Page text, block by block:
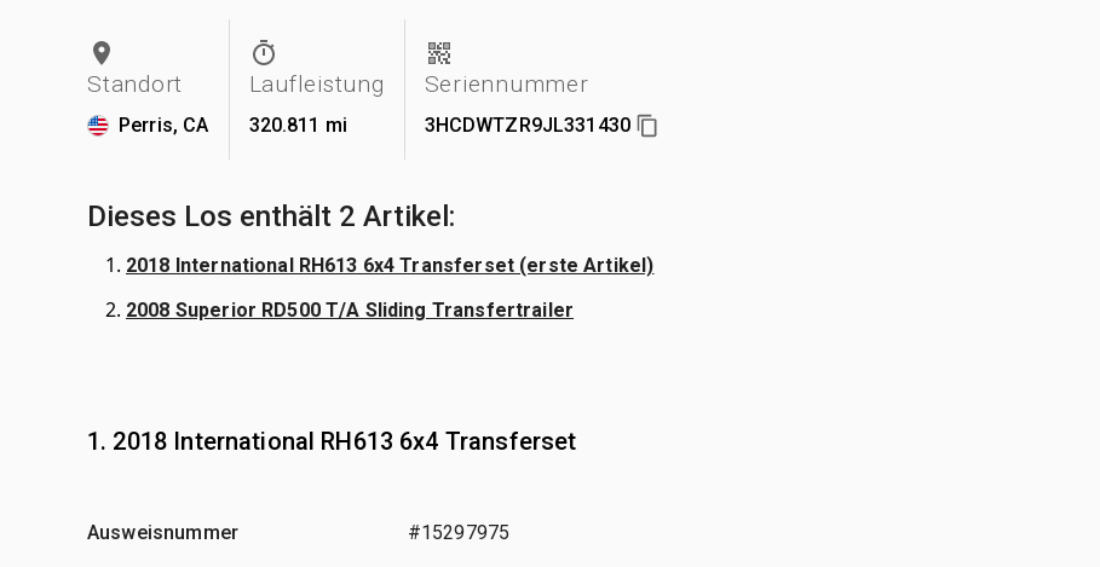
Standort
Perris, CA
Laufleistung
320.811 mi
Seriennummer
3HCDWTZR9JL331430
Dieses Los enthält 2 Artikel:
2018 International RH613 6x4 Transferset (erste Artikel)
2008 Superior RD500 T/A Sliding Transfertrailer
1. 2018 International RH613 6x4 Transferset
Ausweisnummer #15297975